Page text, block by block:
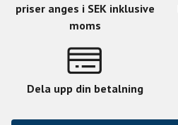
priser anges i SEK inklusive
moms
Dela upp din betalning